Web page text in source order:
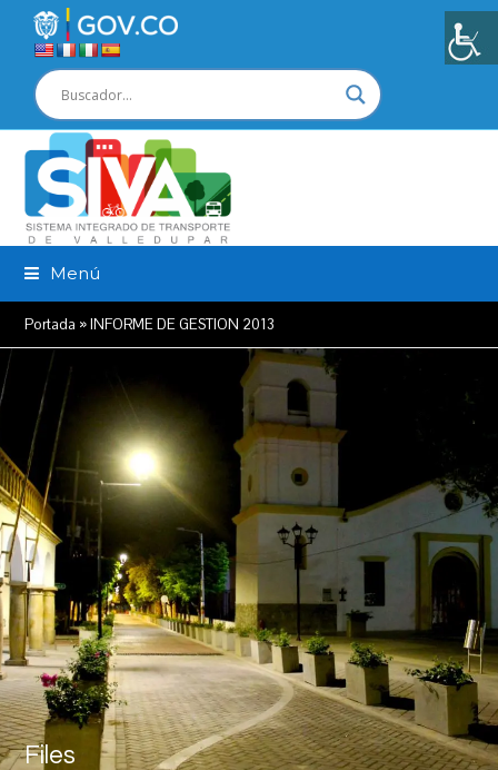
Menú
Portada »INFORME DE GESTION 2013
Files